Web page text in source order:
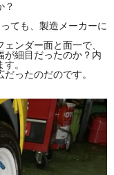
？
ても、製造メーカーに
ンダー面と面一で、
が細目だったのか？内
。
ったのだのです。